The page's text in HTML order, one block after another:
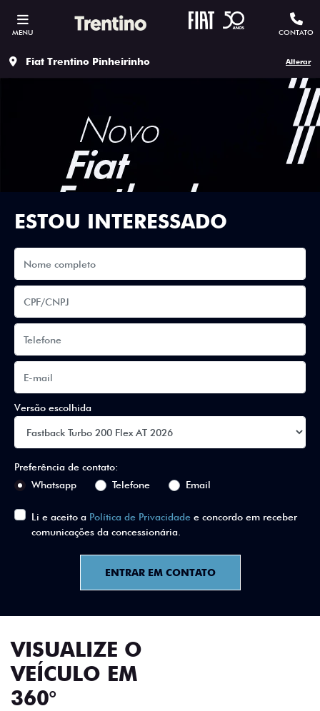
MENU CONTATO
Fiat Trentino Pinheirinho Alterar
ESTOU INTERESSADO
Versão escolhida
Preferência de contato:
Whatsapp
Telefone Email
Li e aceito a Política de Privacidade e concordo em receber
comunicações da concessionária.
ENTRAR EM CONTATO
VISUALIZE O
VEÍCULO EM
360°